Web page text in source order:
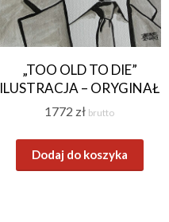
„TOO OLD TO DIE”
ILUSTRACJA – ORYGINAŁ
1772 zł brutto
Dodaj do koszyka